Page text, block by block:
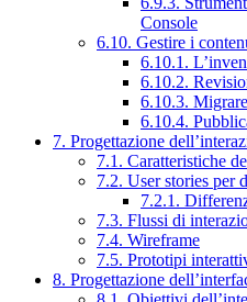
Console
6.10. Gestire i
6.10.1.
6.10.2.
6.10.3.
6.10.4.
7. Progettazione
7.1. Caratteristiche
7.2. User stories per
7.2.1.
7.3. Flussi di
7.4. Wireframe
7.5. Prototipi
8. Progettazione